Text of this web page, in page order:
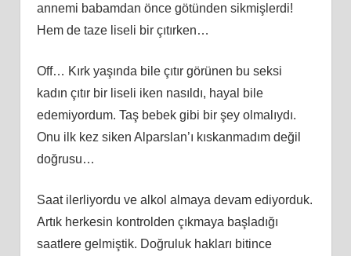
annemi babamdan önce götünden sikmişlerdi!
Hem de taze liseli bir çıtırken…
Off… Kırk yaşında bile çıtır görünen bu seksi
kadın çıtır bir liseli iken nasıldı, hayal bile
edemiyordum. Taş bebek gibi bir şey olmalıydı.
Onu ilk kez siken Alparslan’ı kıskanmadım değil
doğrusu…
Saat ilerliyordu ve alkol almaya devam ediyorduk.
Artık herkesin kontrolden çıkmaya başladığı
saatlere gelmiştik. Doğruluk hakları bitince